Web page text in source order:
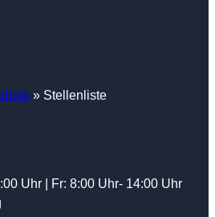
» Stellenliste
Uhr | Fr: 8:00 Uhr- 14:00 Uhr